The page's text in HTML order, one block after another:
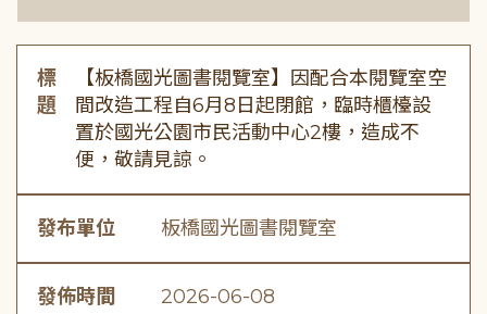
標
題
【板橋國光圖書閱覽室】因配合本閱覽室空
間改造工程自6月8日起閉館，臨時櫃檯設
置於國光公園市民活動中心2樓，造成不
便，敬請見諒。
發布單位 板橋國光圖書閱覽室
發佈時間 2026-06-08